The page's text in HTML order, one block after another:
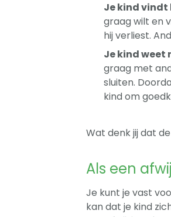
Je kind vindt
graag wilt en
hij verliest.
Je kind
graag met
sluiten.
kind om
Wat denk jij dat
Als een
Je kunt je vast
kan dat je kind